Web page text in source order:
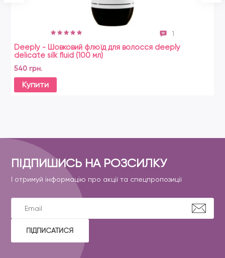
1
Deeply - Шовковий флюїд для волосся deeply
delicate silk fluid (100 мл)
540 грн.
Купити
ПІДПИШИСЬ НА РОЗСИЛКУ
І отримуй інформацію про акції та спецпропозиції
ПІДПИСАТИСЯ